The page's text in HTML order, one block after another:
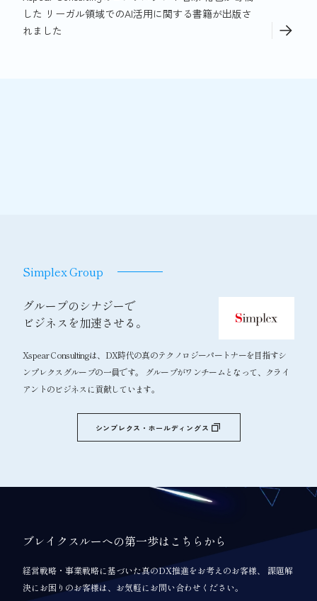
した リーガル領域でのAI活用に関する書籍が出版さ
れました
Simplex Group
グループのシナジーで
ビジネスを加速させる。
Xspear Consultingは、DX時代の真のテクノロジーパートナーを目指すシ
ンプレクスグループの一員です。 グループがワンチームとなって、クライ
アントのビジネスに貢献しています。
シンプレクス・ホールディングス
ブレイクスルーへの第一歩はこちらから
経営戦略・事業戦略に基づいた真のDX推進をお考えのお客様、 課題解
決にお困りのお客様は、お気軽にお問い合わせください。